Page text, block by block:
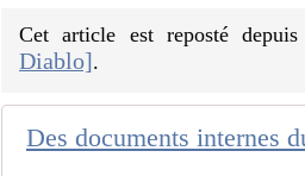
Cet article est reposté
Diablo].